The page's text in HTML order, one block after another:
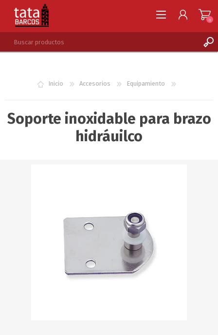
LISTA DE DESEOS
0
Inicio Accesorios Equipamiento
Soporte inoxidable para brazo
hidráuilco